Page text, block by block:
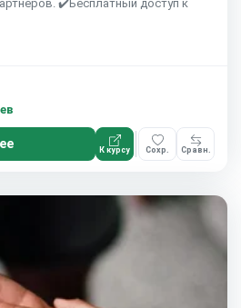
✔️Бесплатный доступ к
К курсу Сохр. Сравн.